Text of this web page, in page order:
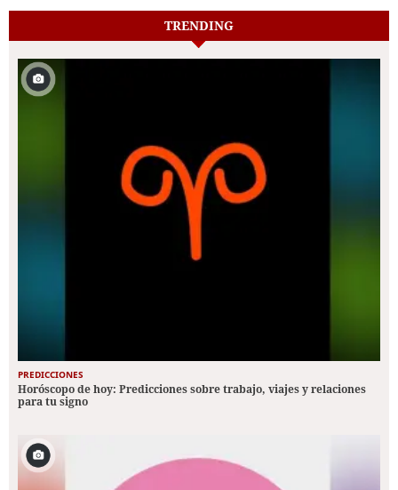
TRENDING
PREDICCIONES
Horóscopo de hoy: Predicciones sobre trabajo, viajes y relaciones
para tu signo